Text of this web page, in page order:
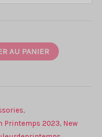
AU PANIER
,
Printemps 2023, New